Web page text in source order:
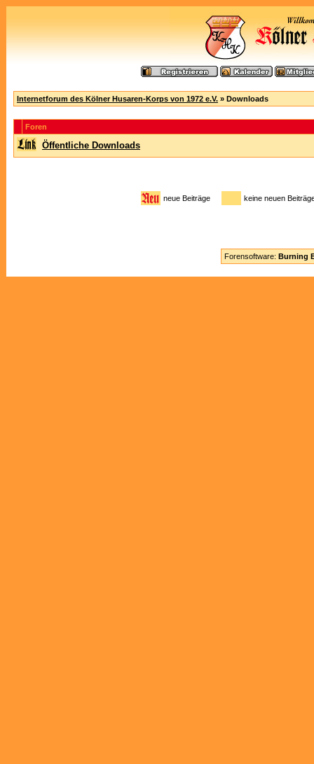
Internetforum des Kölner Husaren-Korps von 1972 e.V. » Downloads
Foren
Öffentliche Downloads
neue Beiträge keine neuen
Forensoftware: Burning